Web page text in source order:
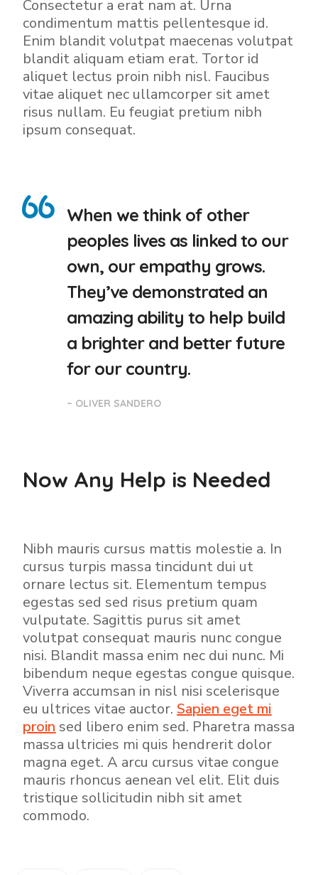
Consectetur a erat nam at. Urna
condimentum mattis pellentesque id.
Enim blandit volutpat maecenas volutpat
blandit aliquam etiam erat. Tortor id
aliquet lectus proin nibh nisl. Faucibus
vitae aliquet nec ullamcorper sit amet
risus nullam. Eu feugiat pretium nibh
ipsum consequat.
When we think of other
peoples lives as linked to our
own, our empathy grows.
They’ve demonstrated an
amazing ability to help build
a brighter and better future
for our country.
– OLIVER SANDERO
Now Any Help is Needed
Nibh mauris cursus mattis molestie a. In
cursus turpis massa tincidunt dui ut
ornare lectus sit. Elementum tempus
egestas sed sed risus pretium quam
vulputate. Sagittis purus sit amet
volutpat consequat mauris nunc congue
nisi. Blandit massa enim nec dui nunc. Mi
bibendum neque egestas congue quisque.
Viverra accumsan in nisl nisi scelerisque
eu ultrices vitae auctor.Sapien eget mi
proinsed libero enim sed. Pharetra massa
massa ultricies mi quis hendrerit dolor
magna eget. A arcu cursus vitae congue
mauris rhoncus aenean vel elit. Elit duis
tristique sollicitudin nibh sit amet
commodo.